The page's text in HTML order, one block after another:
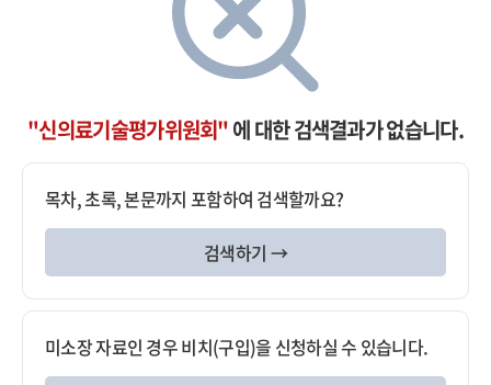
"신의료기술평가위원회"에 대한 검색결과가 없습니다.
목차, 초록, 본문까지 포함하여 검색할까요?
검색하기 →
미소장 자료인 경우 비치(구입)을 신청하실 수 있습니다.